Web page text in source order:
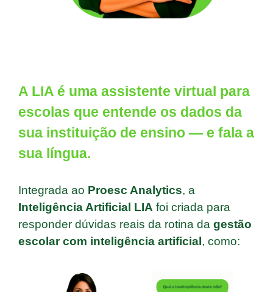
A LIA é uma assistente virtual para
escolas que entende os dados da
sua instituição de ensino — e fala a
sua língua.
Integrada ao Proesc Analytics, a
Inteligência Artificial LIA foi criada para
responder dúvidas reais da rotina da gestão
escolar com inteligência artificial , como: